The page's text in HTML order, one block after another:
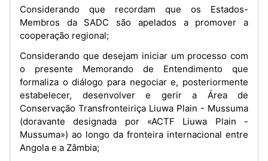
Considerando que recordam que os Estados-
Membros da SADC são apelados a promover a
cooperação regional;
Considerando que desejam iniciar um processo com
o presente Memorando de Entendimento que
formaliza o diálogo para negociar e, posteriormente
estabelecer, desenvolver e gerir a Área de
Conservação Transfronteiriça Liuwa Plain - Mussuma
(doravante designada por «ACTF Liuwa Plain -
Mussuma») ao longo da fronteira internacional entre
Angola e a Zâmbia;